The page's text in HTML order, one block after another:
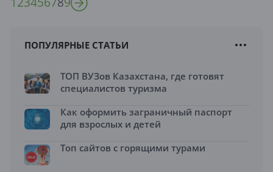
ПОПУЛЯРНЫЕ СТАТЬИ
ТОП ВУЗов Казахстана, где готовят
специалистов туризма
Как оформить заграничный паспорт
для взрослых и детей
Топ сайтов с горящими турами